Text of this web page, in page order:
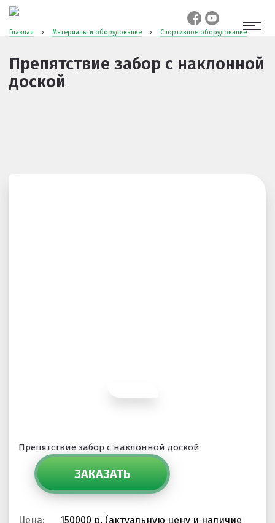
Антискользящее покрытие для бассейна
Водонепроницаемые покрытия
Главная › Материалы и оборудование › Спортивное оборудование
Препятствие забор с наклонной
доской
Препятствие забор с наклонной доской
ЗАКАЗАТЬ
Цена:
150000 р. (актуальную цену и наличие